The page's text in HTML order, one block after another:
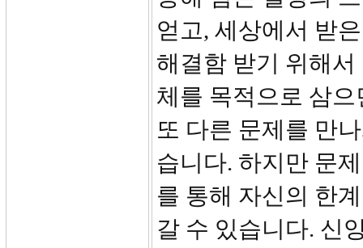
얻고, 세상에서 받
해결함 받기 위해
체를 목적으로 삼
또 다른 문제를 만
습니다. 하지만 문
를 통해 자신의 한
갈 수 있습니다. 신